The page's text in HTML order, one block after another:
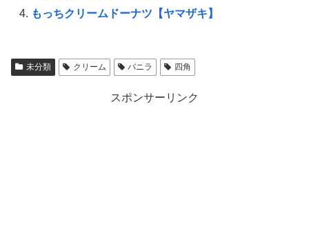
もっちクリームドーナツ【ヤマザキ】
未分類 クリーム バニラ 四角
スポンサーリンク